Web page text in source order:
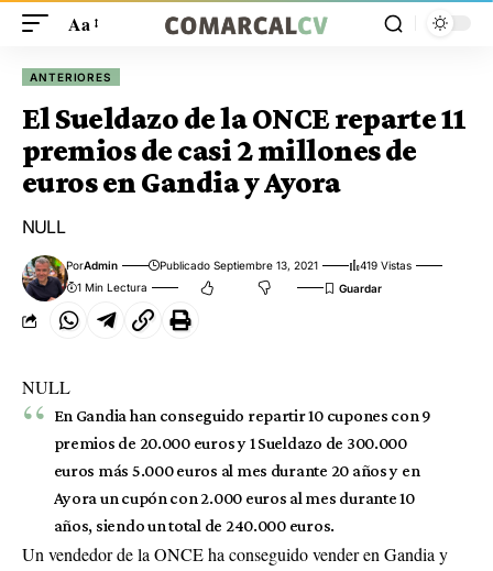
Aa
ANTERIORES
El Sueldazo de la ONCE reparte 11
premios de casi 2 millones de
euros en Gandia y Ayora
NULL
PorAdmin Publicado Septiembre 13, 2021
419 Vistas
1 Min Lectura
NULL
En Gandia han conseguido repartir 10 cupones con 9
premios de 20.000 euros y 1 Sueldazo de 300.000
euros más 5.000 euros al mes durante 20 años y en
Ayora un cupón con 2.000 euros al mes durante 10
años, siendo un total de 240.000 euros.
Un vendedor de la ONCE ha conseguido vender en Gandia y